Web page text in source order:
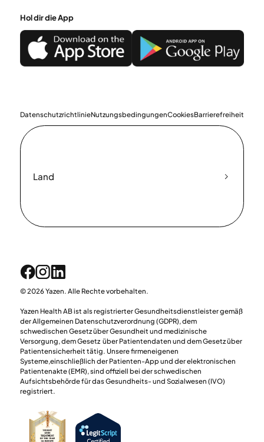
Hol dir die App
DatenschutzrichtlinieNutzungsbedingungenCookiesBarrierefreiheit
Land
© 2026 Yazen. Alle Rechte vorbehalten.
Yazen Health AB ist als registrierter Gesundheitsdienstleister gemäß
der Allgemeinen Datenschutzverordnung (GDPR), dem
schwedischen Gesetz über Gesundheit und medizinische
Versorgung, dem Gesetz über Patientendaten und dem Gesetz über
Patientensicherheit tätig. Unsere firmeneigenen
Systeme,einschließlich der Patienten-App und der elektronischen
Patientenakte (EMR), sind offiziell bei der schwedischen
Aufsichtsbehörde für das Gesundheits- und Sozialwesen (IVO)
registriert.